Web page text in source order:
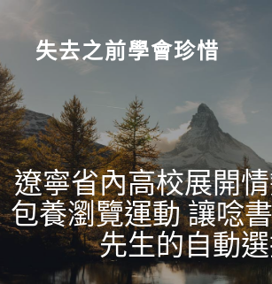
content
失去之前學會珍惜
遼寧省內高校展開
包養瀏覽運動 讓唸
先生的自動